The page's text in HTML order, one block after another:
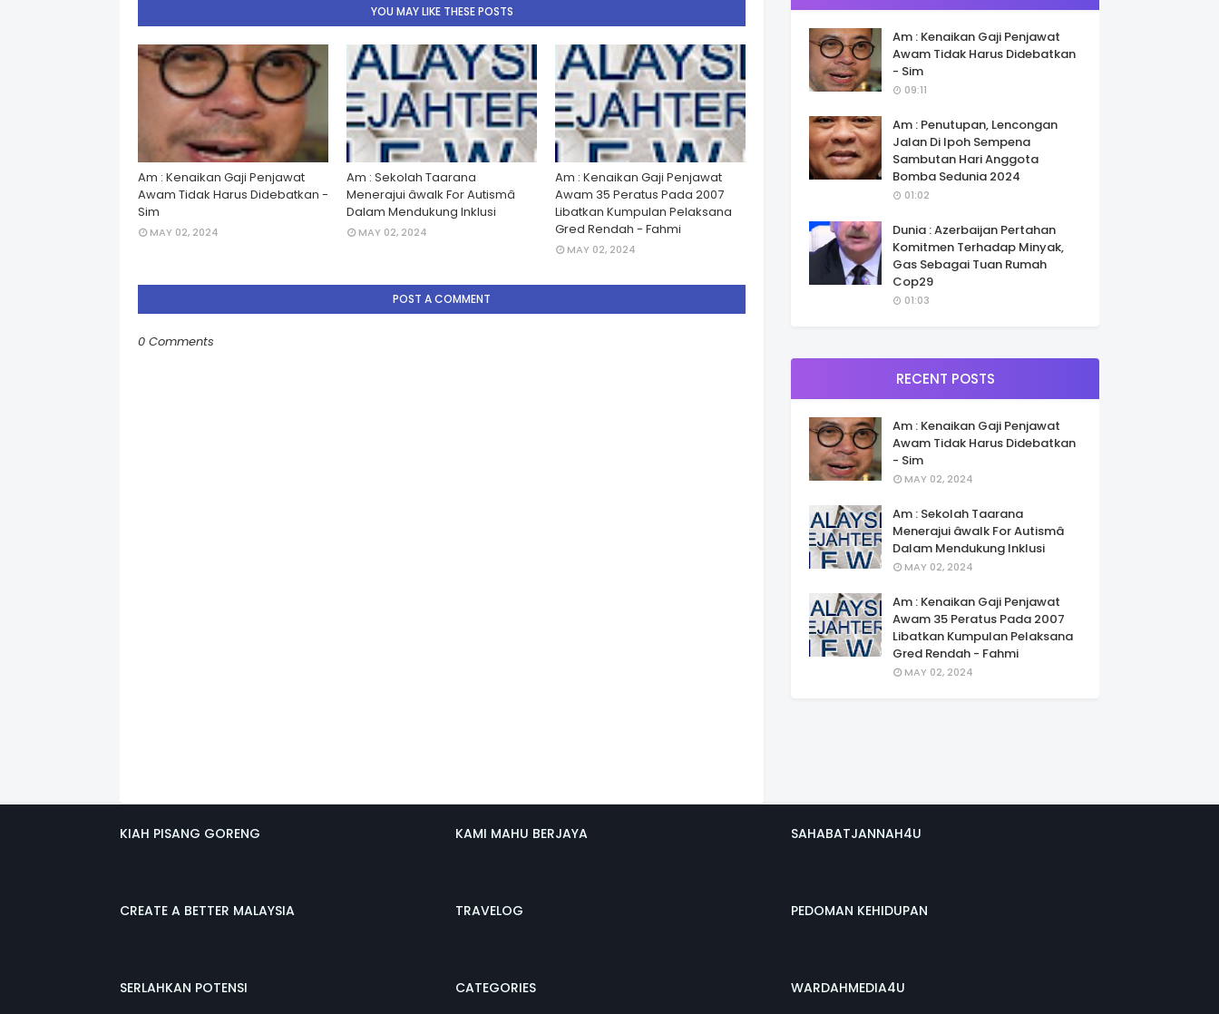
YOU MAY LIKE THESE POSTS
Am : Kenaikan Gaji Penjawat
Awam Tidak Harus Didebatkan -
Sim
MAY 02, 2024
Am : Sekolah Taarana
Menerajui âwalk For Autismâ
Dalam Mendukung Inklusi
MAY 02, 2024
Am : Kenaikan Gaji Penjawat
Awam 35 Peratus Pada 2007
Libatkan Kumpulan Pelaksana
Gred Rendah - Fahmi
MAY 02, 2024
POST A COMMENT
0 Comments
Am : Kenaikan Gaji Penjawat
Awam Tidak Harus Didebatkan
- Sim
09:11
Am : Penutupan, Lencongan
Jalan Di Ipoh Sempena
Sambutan Hari Anggota
Bomba Sedunia 2024
01:02
Dunia : Azerbaijan Pertahan
Komitmen Terhadap Minyak,
Gas Sebagai Tuan Rumah
Cop29
01:03
RECENT POSTS
Am : Kenaikan Gaji Penjawat
Awam Tidak Harus Didebatkan
- Sim
MAY 02, 2024
Am : Sekolah Taarana
Menerajui âwalk For Autismâ
Dalam Mendukung Inklusi
MAY 02, 2024
Am : Kenaikan Gaji Penjawat
Awam 35 Peratus Pada 2007
Libatkan Kumpulan Pelaksana
Gred Rendah - Fahmi
MAY 02, 2024
KIAH PISANG GORENG
CREATE A BETTER MALAYSIA
SERLAHKAN POTENSI
KAMI MAHU BERJAYA
TRAVELOG
CATEGORIES
SAHABATJANNAH4U
PEDOMAN KEHIDUPAN
WARDAHMEDIA4U